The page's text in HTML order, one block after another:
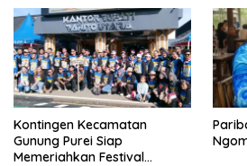
Kontingen Kecamatan
Gunung Purei Siap
Memeriahkan Festival